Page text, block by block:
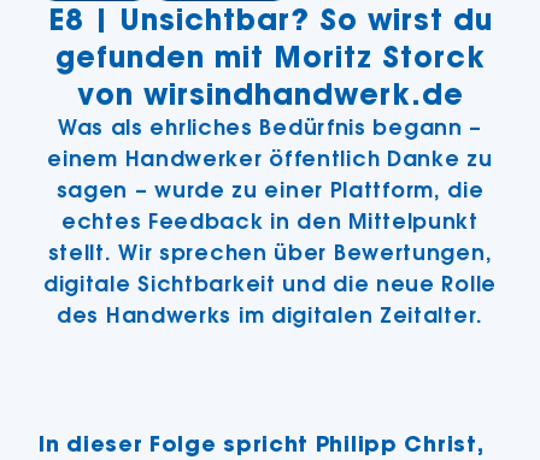
E8 | Unsichtbar? So wirst du
gefunden mit Moritz Storck
von wirsindhandwerk.de
Was als ehrliches Bedürfnis begann –
einem Handwerker öffentlich Danke zu
sagen – wurde zu einer Plattform, die
echtes Feedback in den Mittelpunkt
stellt. Wir sprechen über Bewertungen,
digitale Sichtbarkeit und die neue Rolle
des Handwerks im digitalen Zeitalter.
In dieser Folge spricht Philipp Christ,